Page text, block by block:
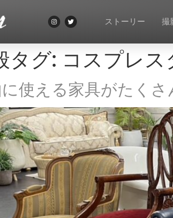
ストーリー 撮
タグ: コスプレ
使える家具がたくさ